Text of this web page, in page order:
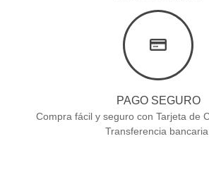
PAGO SEGURO
Compra fácil y seguro con Tarjeta de
Transferencia bancaria.